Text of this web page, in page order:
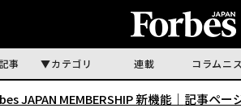
事 カテゴリ 連載 コラムニ
JAPAN MEMBERSHIP 新機能｜ 記事ペー